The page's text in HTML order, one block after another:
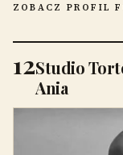
ZOBACZ PROFIL
12Studio
Ania